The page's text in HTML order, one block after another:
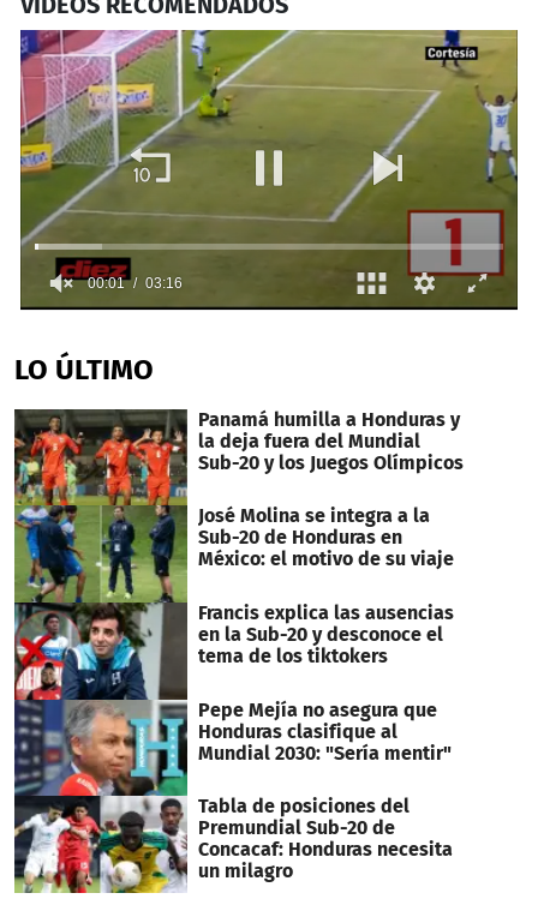
of
3
16
seconds
LO ÚLTIMO
Panamá humilla a Honduras y
la deja fuera del Mundial
Sub-20 y los Juegos Olímpicos
José Molina se integra a la
Sub-20 de Honduras en
México: el motivo de su viaje
Francis explica las ausencias
en la Sub-20 y desconoce el
tema de los tiktokers
Pepe Mejía no asegura que
Honduras clasifique al
Mundial 2030: "Sería mentir"
Tabla de posiciones del
Premundial Sub-20 de
Concacaf: Honduras necesita
un milagro